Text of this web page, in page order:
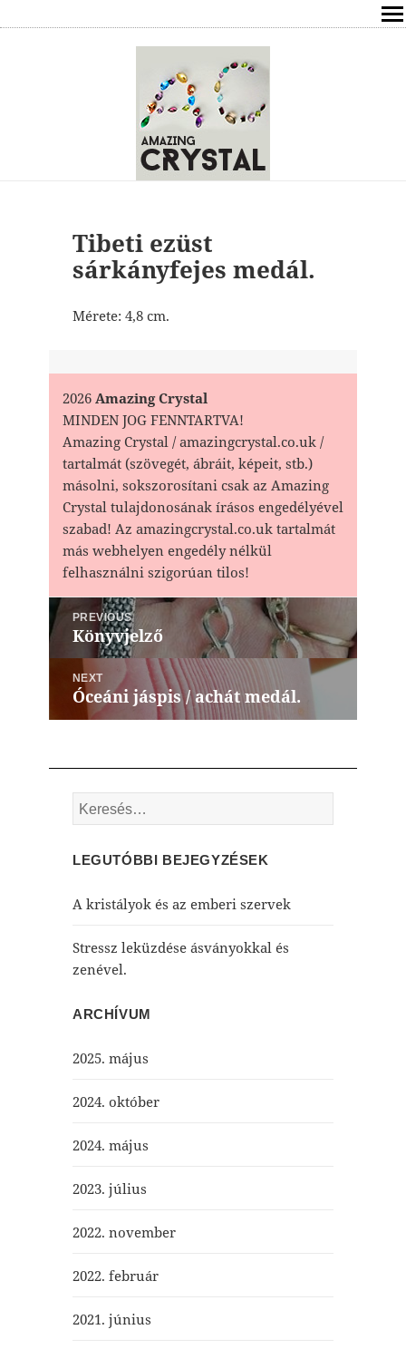
ÍRÁSOK
ÁSVÁNYOK HATÁSAI
ELÉRHETŐSÉG
ONLINE GYÓGYÍTÁS,TANÁCSADÁS
Tibeti ezüst
sárkányfejes medál.
Mérete: 4,8 cm.
2026Amazing Crystal
MINDEN JOG FENNTARTVA!
Amazing Crystal / amazingcrystal.co.uk /
tartalmát (szövegét, ábráit, képeit, stb.)
másolni, sokszorosítani csak az Amazing
Crystal tulajdonosának írásos engedélyével
szabad! Az amazingcrystal.co.uk tartalmát
más webhelyen engedély nélkül
felhasználni szigorúan tilos!
Bejegyzés
navigáció
PREVIOUS
Previous
post:
Könyvjelző
NEXT
Next
post:
Óceáni jáspis / achát medál.
Keresés:
LEGUTÓBBI BEJEGYZÉSEK
A kristályok és az emberi szervek
Stressz leküzdése ásványokkal és
zenével.
ARCHÍVUM
2025. május
2024. október
2024. május
2023. július
2022. november
2022. február
2021. június